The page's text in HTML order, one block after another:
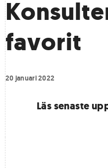
favorit
20 januari 2022
Läs senaste